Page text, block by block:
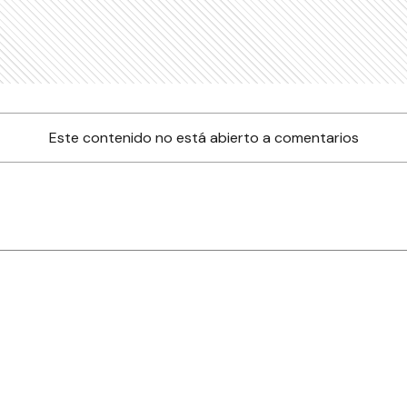
Este contenido no está abierto a comentarios